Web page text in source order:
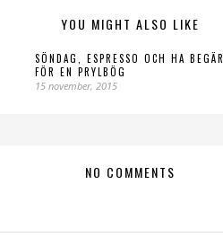
YOU MIGHT ALSO LIKE
SÖNDAG, ESPRESSO OCH HA BEGÄR
FÖR EN PRYLBÖG
15 november, 2015
NO COMMENTS